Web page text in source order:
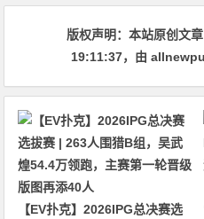
版权声明：本站原创文
19:11:37，由
【EV扑克】2026IPG总决赛选